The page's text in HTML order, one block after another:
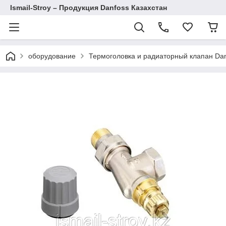
Ismail-Stroy – Продукция Danfoss Казахстан
оборудование Термоголовка и радиаторный клапан